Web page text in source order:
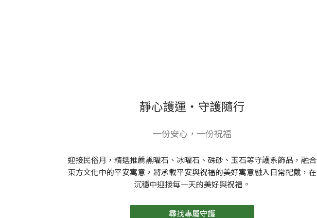
靜心護運・守護隨行
一份安心，一份祝福
迎接民俗月，精選推薦黑曜石、冰曜石、硃砂、玉石等守護系飾品，融合
東方文化中的平安寓意，將承載平安與祝福的美好寓意融入日常配戴，在
沉穩中迎接每一天的美好與祝福。
尋找專屬守護